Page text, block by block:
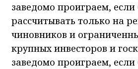
заведомо проиграем,
рассчитывать только на
чиновников и
крупных инвесторов и
заведомо проиграем,